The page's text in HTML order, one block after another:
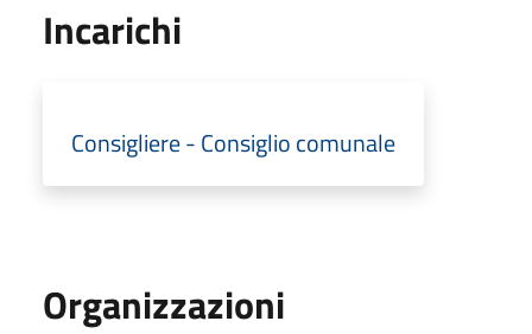
Incarichi
Consigliere - Consiglio comunale
Organizzazioni